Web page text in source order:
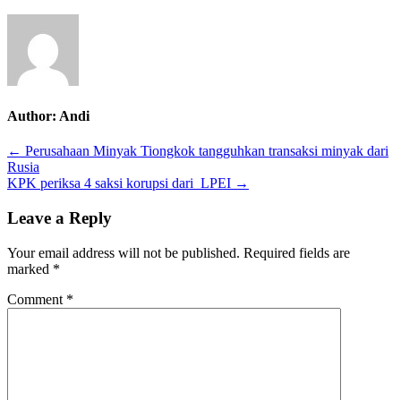
Author: Andi
Post
navigation
← Perusahaan Minyak Tiongkok tangguhkan transaksi minyak dari
Rusia
KPK periksa 4 saksi korupsi dari LPEI →
Leave a Reply
Your email address will not be published. Required fields are
marked *
Comment *